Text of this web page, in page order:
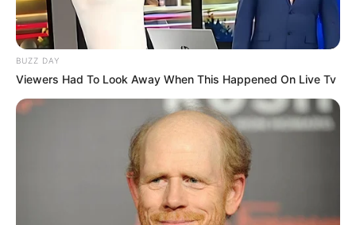
Fasih berbahasa Portugis dan Spanyol.
Baca juga: Biodata, Profil, dan Fakta Alyssa Kulani
Quotes
Aku tidak tahu siapa yang perlu mendengar ini, tapi
kamu pantas mendapatkan teman yang lebih baik
Berhentilah menceritakan masalahmu kepada orang
lain. 50% dari waktu mereka tidak peduli dan 50% dari
waktu mereka senang Anda mempunyai masalah
BUZZ DAY
Viewers Had To Look Away When This Happened On Live Tv